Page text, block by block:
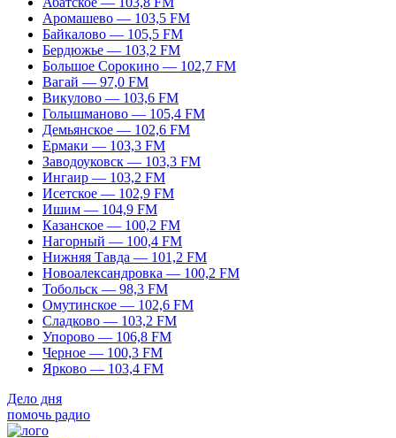
Аромашево — 103,5 FM
Байкалово — 105,5 FM
Бердюжье — 103,2 FM
Большое Сорокино — 102,7 FM
Вагай — 97,0 FM
Викулово — 103,6 FM
Голышманово — 105,4 FM
Демьянское — 102,6 FM
Ермаки — 103,3 FM
Заводоуковск — 103,3 FM
Ингаир — 103,2 FM
Исетское — 102,9 FM
Ишим — 104,9 FM
Казанское — 100,2 FM
Нагорный — 100,4 FM
Нижняя Тавда — 101,2 FM
Новоалександровка — 100,2 FM
Тобольск — 98,3 FM
Омутинское — 102,6 FM
Сладково — 103,2 FM
Упорово — 106,8 FM
Черное — 100,3 FM
Ярково — 103,4 FM
Дело дня
помочь радио